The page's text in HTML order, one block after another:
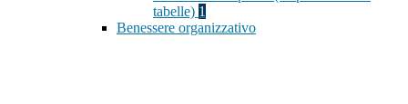
tabelle) 1
Benessere organizzativo